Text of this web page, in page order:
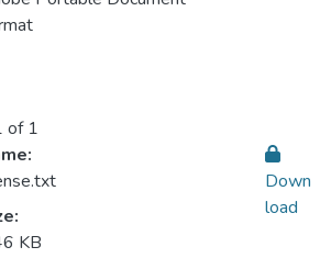
of 1
KB
Down
load